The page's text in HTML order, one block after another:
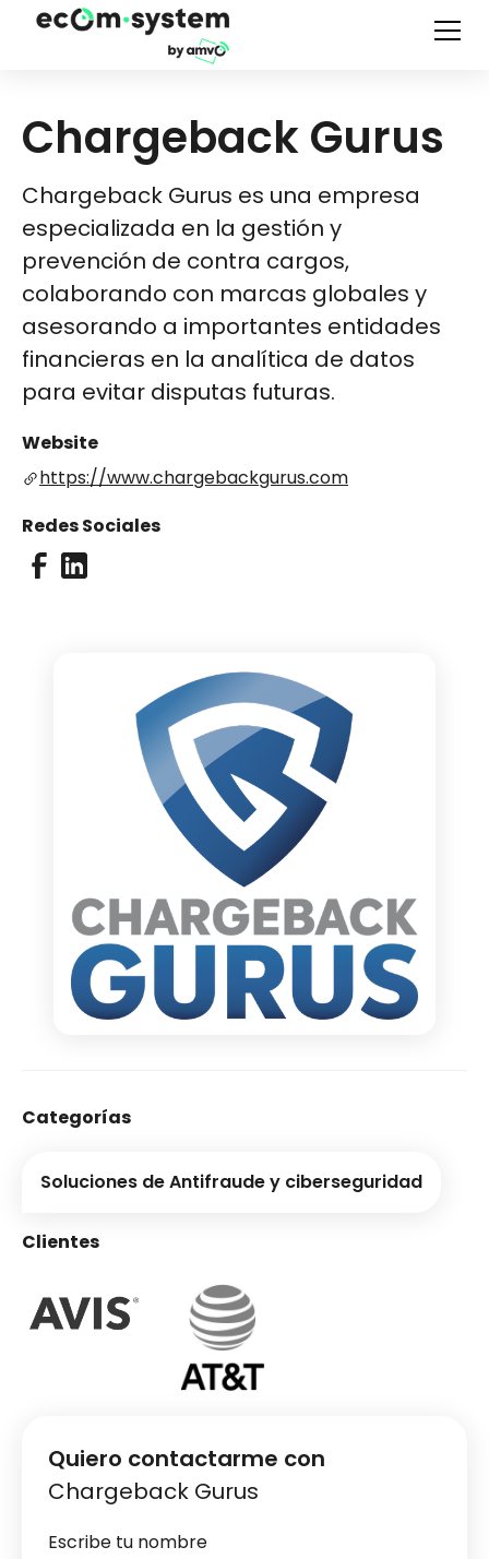
Chargeback Gurus
Chargeback Gurus es una empresa
especializada en la gestión y
prevención de contra cargos,
colaborando con marcas globales y
asesorando a importantes entidades
financieras en la analítica de datos
para evitar disputas futuras.
Website
https://www.chargebackgurus.com
Redes Sociales
Categorías
Soluciones de Antifraude y ciberseguridad
Clientes
Quiero contactarme con
Chargeback Gurus
Escribe tu nombre